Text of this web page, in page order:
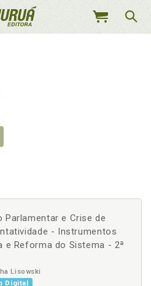
MEU
Parlamentar e Crise de
- Instrumentos
e Reforma do Sistema - 2ª
Lisowski
Digital